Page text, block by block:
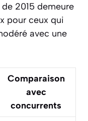
2015 demeure
pour ceux qui
avec une
Comparaison
avec
concurrents